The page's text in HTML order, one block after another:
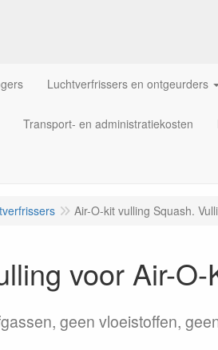
Luchtverfrissers en ontgeurders
Transport- en administratiekosten
Air-O-kit vulling Squash.
voor Air-O-
geen vloeistoffen,